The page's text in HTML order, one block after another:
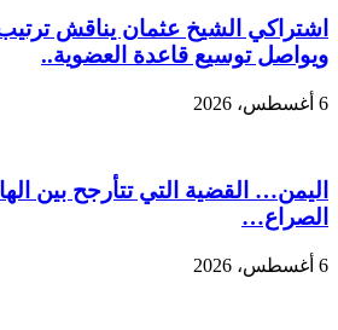
اشتراكي الشيخ عثمان يناقش ترتيب
ويواصل توسيع قاعدة العضوية..
6 أغسطس، 2026
اليمن… القضية التي تتأرجح بين
الصراع…
6 أغسطس، 2026